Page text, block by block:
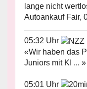
lange nicht
Autoankauf Fair,
05:32 Uhr
«Wir haben das
Juniors mit KI ... »
05:01 Uhr